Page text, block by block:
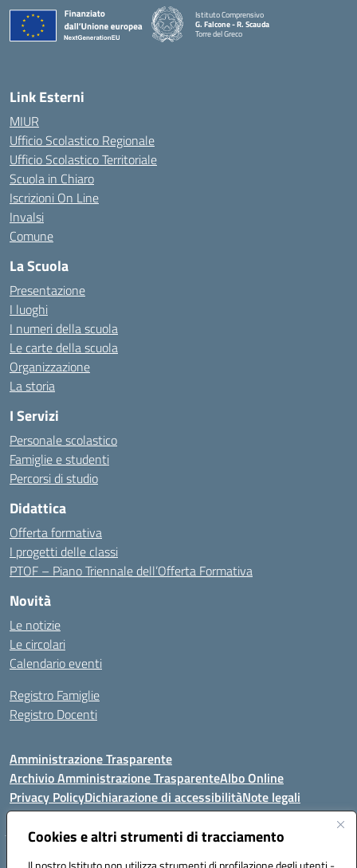
Cookies e altri strumenti di tracciamento
Istituto Comprensivo
G. Falcone - R. Scauda
Torre del Greco
Link Esterni
MIUR
Ufficio Scolastico Regionale
Ufficio Scolastico Territoriale
Scuola in Chiaro
Iscrizioni On Line
Invalsi
Comune
La Scuola
Presentazione
I luoghi
I numeri della scuola
Le carte della scuola
Organizzazione
La storia
I Servizi
Personale scolastico
Famiglie e studenti
Percorsi di studio
Didattica
Offerta formativa
I progetti delle classi
PTOF – Piano Triennale dell’Offerta Formativa
Novità
Le notizie
Le circolari
Calendario eventi
Registro Famiglie
Registro Docenti
Amministrazione Trasparente
Archivio Amministrazione TrasparenteAlbo Online
Privacy PolicyDichiarazione di accessibilitàNote legali
Istituto Comprensivo Statale